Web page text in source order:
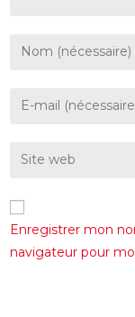
Enregistrer mon
navigateur pour